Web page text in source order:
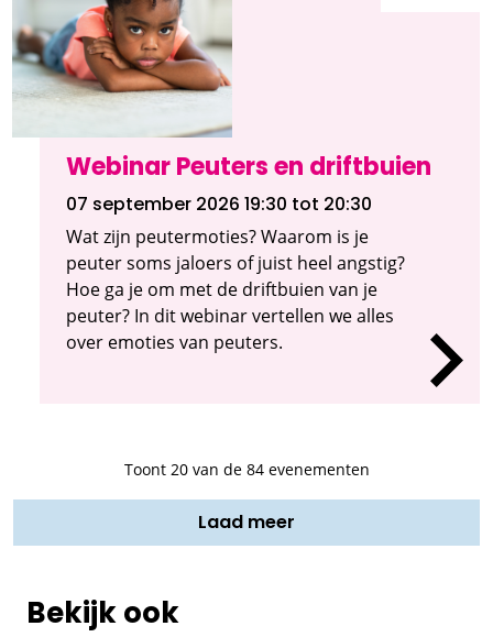
Webinar Peuters en driftbuien
07 september 2026 19:30 tot 20:30
Wat zijn peutermoties? Waarom is je
peuter soms jaloers of juist heel angstig?
Hoe ga je om met de driftbuien van je
peuter? In dit webinar vertellen we alles
over emoties van peuters.
Toont 20van de 84 evenementen
Laad meer
Bekijk ook